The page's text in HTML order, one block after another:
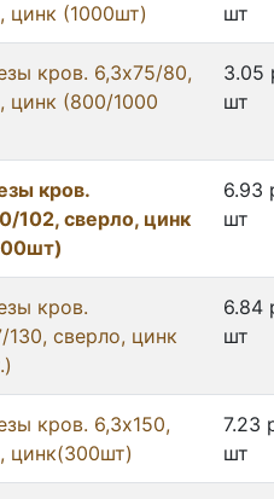
цинк (1000шт)
шт
кров. 6,3x75/80,
цинк (800/1000
3.05
шт
кров.
102, сверло, цинк
6.93
шт
кров.
130, сверло, цинк
6.84
шт
кров. 6,3х150,
цинк(300шт)
7.23
шт